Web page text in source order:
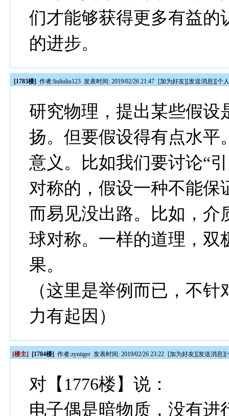
们才能够获得更多有益的
的进步。
[1783楼] 作者:liuliuliu123 发表时间: 2019/02/26 21:47 [加为好友][发送消息][个
研究物理，提出某些假设
扬。但要假设得有点水平
意义。比如我们要讨论“
对称的，假设一种不能保
而易见没出路。比如，介
球对称。一样的道理，双
果。
（这里是举例而已，不
力有起因）
[楼主] [1784楼] 作者:zyntiger 发表时间: 2019/02/26 23:22 [加为好友][发送消息][
对【1776楼】说：
电子偶是暗物质，没有进